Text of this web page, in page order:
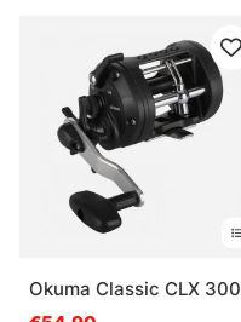
Okuma Classic CLX 300